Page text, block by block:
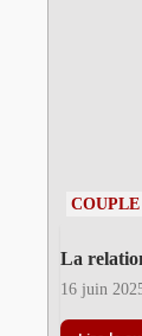
COUPLE
La
16 juin